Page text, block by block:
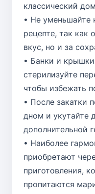
классический
• Не уменьшайте
рецепте, так как
вкус, но и за
• Банки и крышки
стерилизуйте
чтобы избежать
• После закатки
дном и укутайте
дополнительной
• Наиболее
приобретают
приготовления,
пропитаются